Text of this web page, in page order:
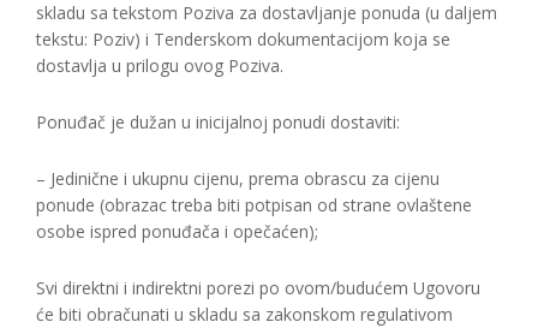
skladu sa tekstom Poziva za dostavljanje ponuda (u daljem
tekstu: Poziv) i Tenderskom dokumentacijom koja se
dostavlja u prilogu ovog Poziva.
Ponuđač je dužan u inicijalnoj ponudi dostaviti:
– Jedinične i ukupnu cijenu, prema obrascu za cijenu
ponude (obrazac treba biti potpisan od strane ovlaštene
osobe ispred ponuđača i opečaćen);
Svi direktni i indirektni porezi po ovom/budućem Ugovoru
će biti obračunati u skladu sa zakonskom regulativom